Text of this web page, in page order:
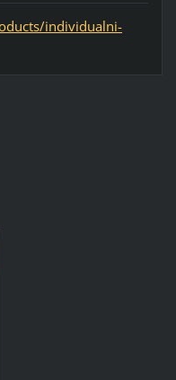
individualni-